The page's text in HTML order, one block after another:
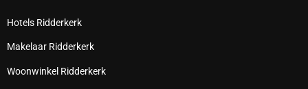
Hotels Ridderkerk
Makelaar Ridderkerk
Woonwinkel Ridderkerk